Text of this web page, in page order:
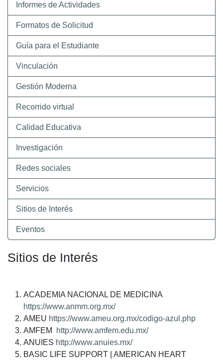
Informes de Actividades
Formatos de Solicitud
Guía para el Estudiante
Vinculación
Gestión Moderna
Recorrido virtual
Calidad Educativa
Investigación
Redes sociales
Servicios
Sitios de Interés
Eventos
Sitios de Interés
ACADEMIA NACIONAL DE MEDICINA
https://www.anmm.org.mx/
AMEU https://www.ameu.org.mx/codigo-azul.php
AMFEM
http://www.amfem.edu.mx/
ANUIES http://www.anuies.mx/
BASIC LIFE SUPPORT | AMERICAN HEART